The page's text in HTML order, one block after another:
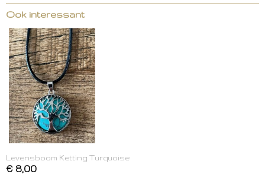
Ook interessant
Levensboom Ketting Turquoise
€ 8,00